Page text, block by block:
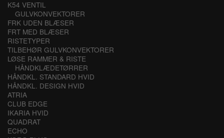
K54 VENTIL
GULVKONVEKTORER
FRK UDEN BLÆSER
FRT MED BLÆSER
RISTETYPER
TILBEHØR GULVKONVEKTORER
LØSE RAMMER & RISTE
HÅNDKLÆDETØRRER
HÅNDKL. STANDARD HVID
HÅNDKL. DESIGN HVID
ATRIA
CLUB EDGE
IKARIA HVID
QUADRAT
ECHO